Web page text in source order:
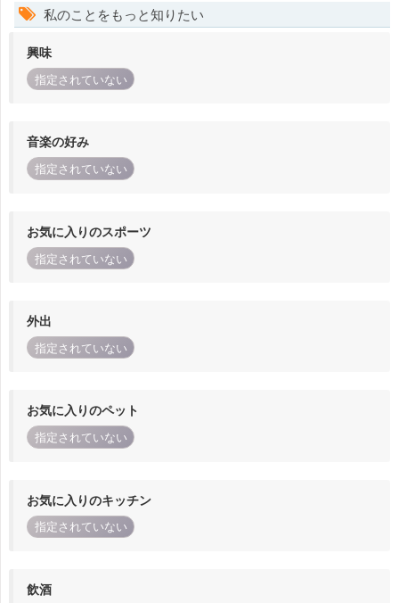
私のことをもっと知りたい
興味
指定されていない
音楽の好み
指定されていない
お気に入りのスポーツ
指定されていない
外出
指定されていない
お気に入りのペット
指定されていない
お気に入りのキッチン
指定されていない
飲酒